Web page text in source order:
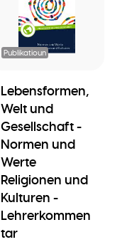
Publikatioun
Lebensformen,
Welt und
Gesellschaft -
Normen und
Werte
Religionen und
Kulturen -
Lehrerkommen
tar